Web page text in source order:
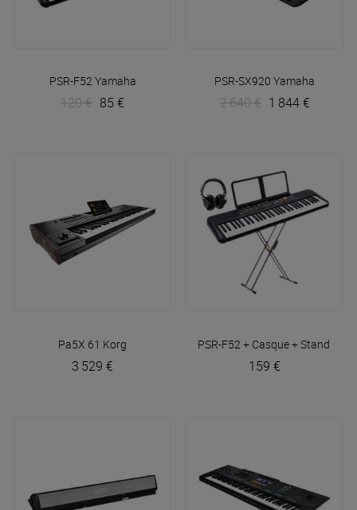
PSR-F52 Yamaha
120 € 85 €
PSR-SX920 Yamaha
2 640 € 1 844 €
Pa5X 61 Korg
3 529 €
PSR-F52 + Casque + Stand
159 €